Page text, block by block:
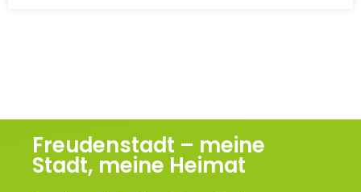
Freudenstadt – meine
Stadt, meine Heimat